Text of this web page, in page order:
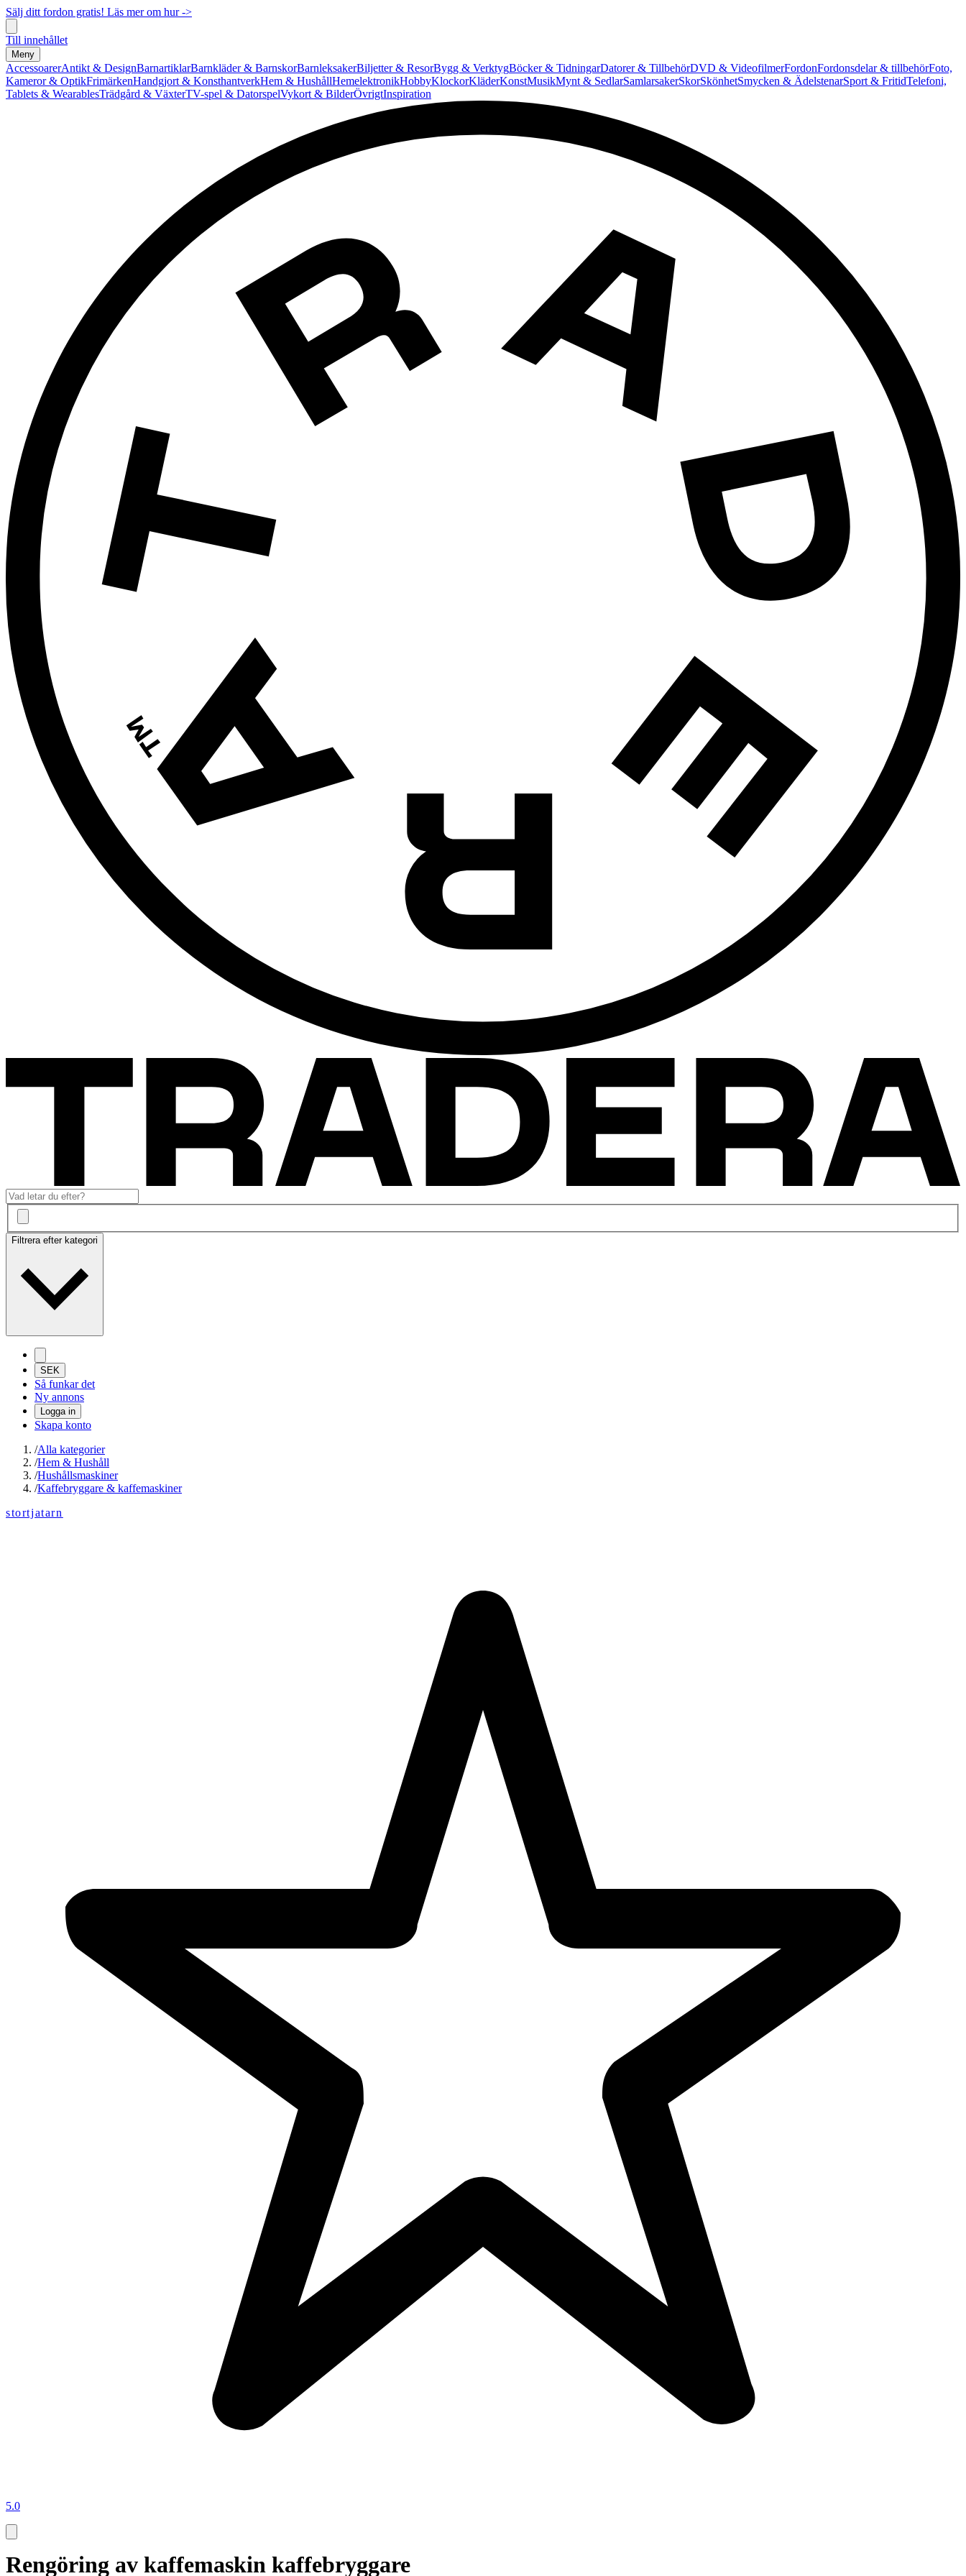
Sälj ditt fordon gratis! Läs mer om hur ->
Till innehållet
Meny
AccessoarerAntikt & DesignBarnartiklarBarnkläder & BarnskorBarnleksakerBiljetter & ResorBygg & VerktygBöcker & TidningarDatorer & TillbehörDVD & VideofilmerFordonFordonsdelar & tillbehörFoto,
Kameror & OptikFrimärkenHandgjort & KonsthantverkHem & HushållHemelektronikHobbyKlockorKläderKonstMusikMynt & SedlarSamlarsakerSkorSkönhetSmycken & ÄdelstenarSport & FritidTelefoni,
Tablets & WearablesTrädgård & VäxterTV-spel & DatorspelVykort & BilderÖvrigtInspiration
Filtrera efter kategori
SEK
Så funkar det
Ny annons
Logga in
Skapa konto
/Alla kategorier
/Hem & Hushåll
/Hushållsmaskiner
/Kaffebryggare & kaffemaskiner
stortjatarn
5.0
Rengöring av kaffemaskin kaffebryggare